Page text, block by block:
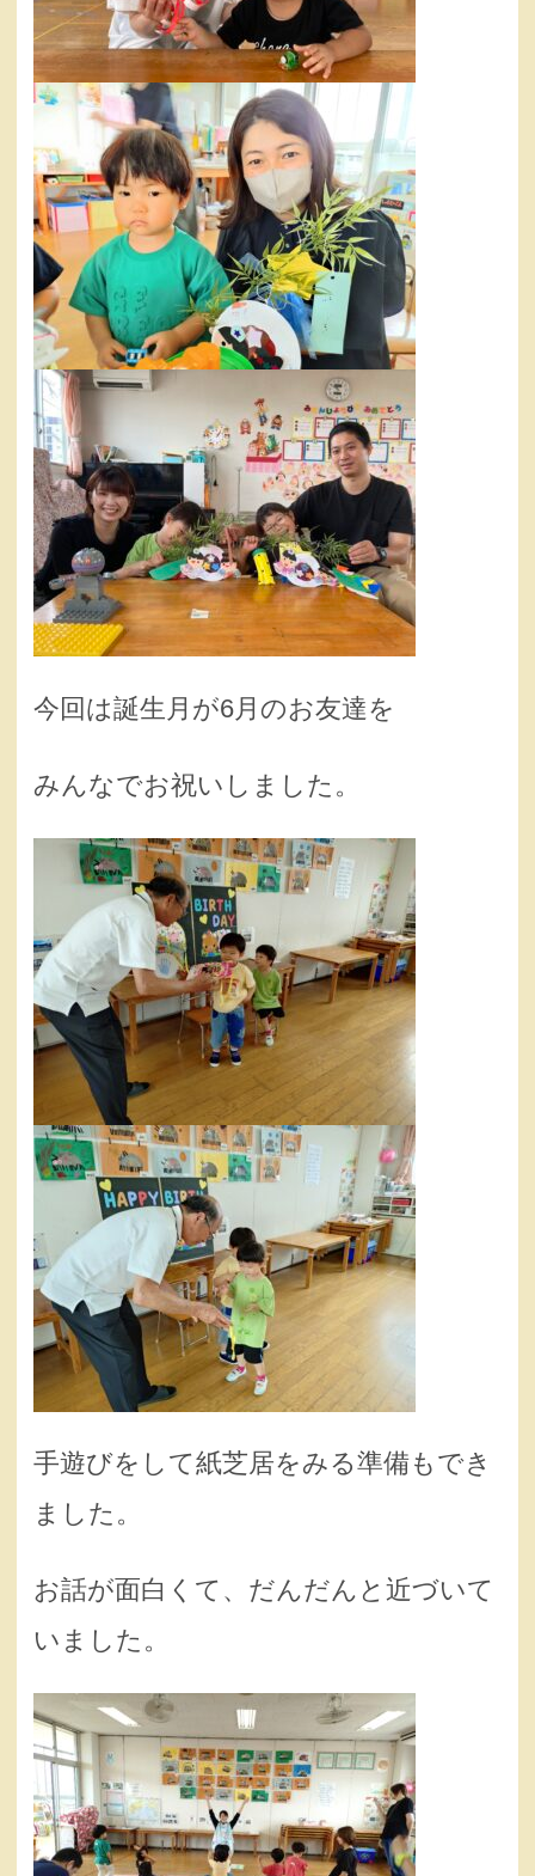
今回は誕生月が6月のお友達を
みんなでお祝いしました。
手遊びをして紙芝居をみる準備もでき
ました。
お話が面白くて、だんだんと近づいて
いました。